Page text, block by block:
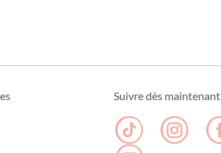
Suivre dès maintenant